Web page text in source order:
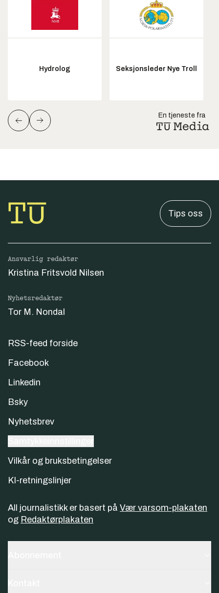
Hydrolog Seksjonsleder Nye Troll
En tjeneste fra
Tips oss
Ansvarlig redaktør
Kristina Fritsvold Nilsen
Nyhetsredaktør
Tor M. Nondal
RSS-feed forside
Facebook
Linkedin
Bsky
Nyhetsbrev
Vilkår og bruksbetingelser
KI-retningslinjer
All journalistikk er basert på Vær varsom-plakaten
og Redaktørplakaten